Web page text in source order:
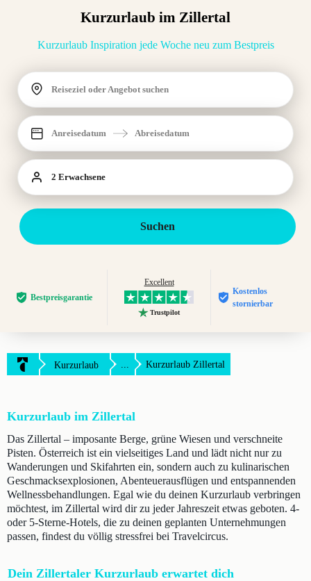
Kurzurlaub im Zillertal
Kurzurlaub Inspiration jede Woche neu zum Bestpreis
Reiseziel oder Angebot suchen
Anreisedatum Abreisedatum
2 Erwachsene
Suchen
Bestpreis­garantie
Excellent
Trustpilot
Kostenlos
stornierbar
Kurzurlaub ... Kurzurlaub Zillertal
Kurzurlaub im Zillertal
Das Zillertal – imposante Berge, grüne Wiesen und verschneite
Pisten. Österreich ist ein vielseitiges Land und lädt nicht nur zu
Wanderungen und Skifahrten ein, sondern auch zu kulinarischen
Geschmacksexplosionen, Abenteuerausflügen und entspannenden
Wellnessbehandlungen. Egal wie du deinen Kurzurlaub verbringen
möchtest, im Zillertal wird dir zu jeder Jahreszeit etwas geboten. 4-
oder 5-Sterne-Hotels, die zu deinen geplanten Unternehmungen
passen, findest du völlig stressfrei bei Travelcircus.
Dein Zillertaler Kurzurlaub erwartet dich